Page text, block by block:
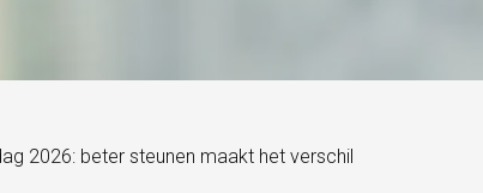
2026: beter steunen maakt het verschil